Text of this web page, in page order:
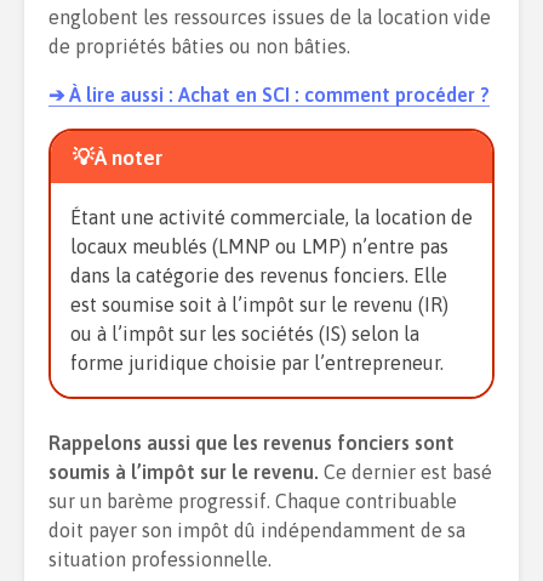
englobent les ressources issues de la location vide
de propriétés bâties ou non bâties.
➔ À lire aussi : Achat en SCI : comment procéder ?
💡À noter
Étant une activité commerciale, la location de
locaux meublés (LMNP ou LMP) n’entre pas
dans la catégorie des revenus fonciers. Elle
est soumise soit à l’impôt sur le revenu (IR)
ou à l’impôt sur les sociétés (IS) selon la
forme juridique choisie par l’entrepreneur.
Rappelons aussi que les revenus fonciers sont
soumis à l’impôt sur le revenu. Ce dernier est basé
sur un barème progressif. Chaque contribuable
doit payer son impôt dû indépendamment de sa
situation professionnelle.